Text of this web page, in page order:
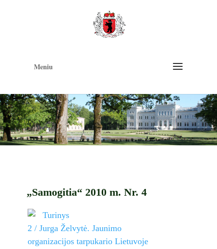
Meniu
„Samogitia“ 2010 m. Nr. 4
Turinys
2 / Jurga Želvytė. Jaunimo
organizacijos tarpukario Lietuvoje